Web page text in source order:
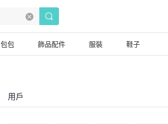
包包 飾品配件 服裝 鞋子
用戶